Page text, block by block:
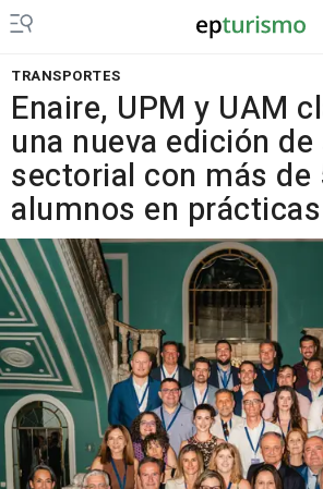
TRANSPORTES
Enaire, UPM y UAM
una nueva edición
sectorial con más de
alumnos en prácticas